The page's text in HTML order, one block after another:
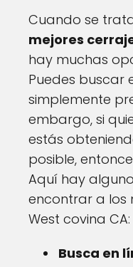
Cuando se
mejores
hay muchas
Puedes buscar
simplemente
embargo, si
estás
posible,
Aquí hay
encontrar a los
West covina CA:
Busca en